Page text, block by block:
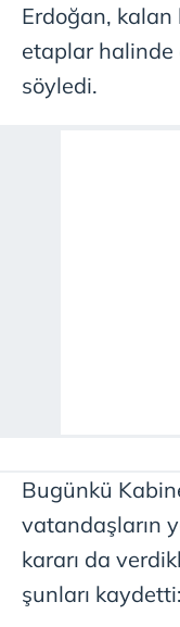
Erdoğan, kalan
etaplar halinde
söyledi.
Bugünkü
vatandaşların
kararı da
şunları kaydetti: